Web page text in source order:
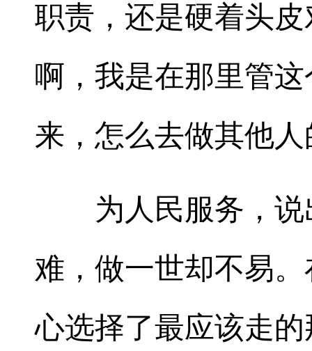
职责，还是硬着头
啊，我是在那里管
来，怎么去做其他人
为人民服务，说
难，做一世却不易
心选择了最应该走